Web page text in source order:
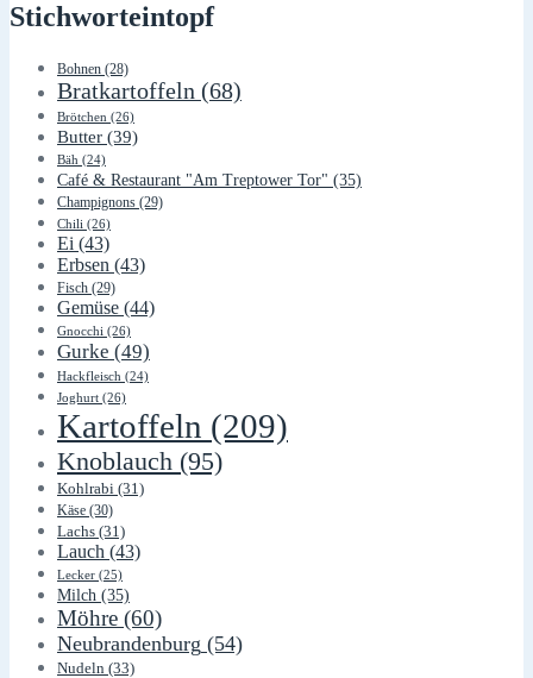
Stichworteintopf
Bohnen (28)
Bratkartoffeln (68)
Brötchen (26)
Butter (39)
Bäh (24)
Café & Restaurant "Am Treptower Tor" (35)
Champignons (29)
Chili (26)
Ei (43)
Erbsen (43)
Fisch (29)
Gemüse (44)
Gnocchi (26)
Gurke (49)
Hackfleisch (24)
Joghurt (26)
Kartoffeln (209)
Knoblauch (95)
Kohlrabi (31)
Käse (30)
Lachs (31)
Lauch (43)
Lecker (25)
Milch (35)
Möhre (60)
Neubrandenburg (54)
Nudeln (33)